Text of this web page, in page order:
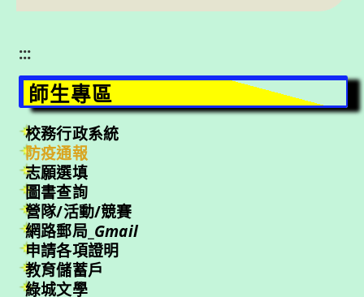
:::
師生專區
校務行政系統
防疫通報
志願選填
圖書查詢
營隊/活動/競賽
網路郵局_ Gmail
申請各項證明
教育儲蓄戶
綠城文學